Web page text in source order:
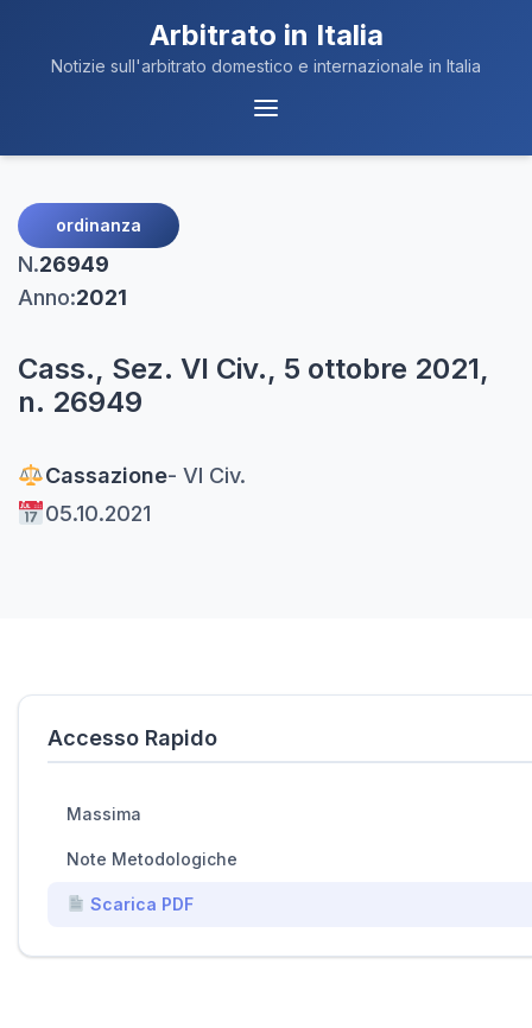
Arbitrato in Italia
Notizie sull'arbitrato domestico e internazionale in Italia
Menu
ordinanza
N.26949
Anno:2021
Cass., Sez. VI Civ., 5 ottobre 2021,
n. 26949
Cassazione- VI Civ.
05.10.2021
Accesso Rapido
Massima
Note Metodologiche
Scarica PDF